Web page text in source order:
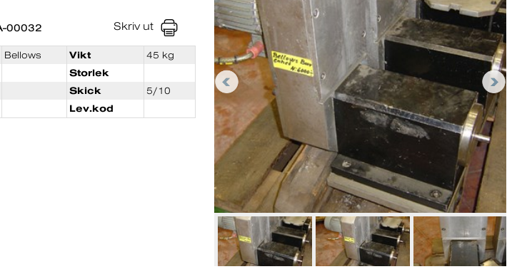
00032 Skriv ut
Bellows Vikt
45 kg
Storlek
Skick
5/10
Lev.kod